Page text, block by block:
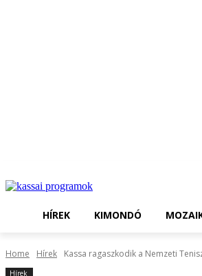
HÍREK KIMONDÓ
Home Hírek Kassa ragaszkodik a Nemzeti
Hírek